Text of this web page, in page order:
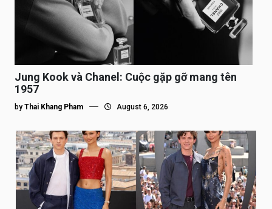
Jung Kook và Chanel: Cuộc gặp gỡ mang tên
1957
by Thai Khang Pham August 6, 2026